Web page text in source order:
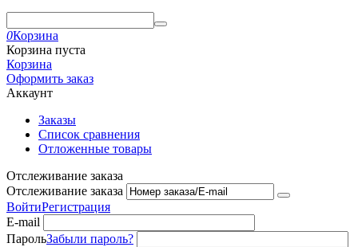
0Корзина
Корзина пуста
Корзина
Оформить заказ
Аккаунт
Заказы
Список сравнения
Отложенные товары
Отслеживание заказа
Отслеживание заказа
ВойтиРегистрация
E-mail
ПарольЗабыли пароль?